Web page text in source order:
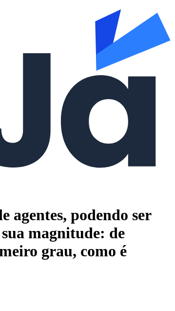
agentes, podendo ser
magnitude: de
grau, como é